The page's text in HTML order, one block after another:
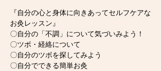
『自分の心と身体に向きあってセルフケアな
お灸レッスン』
〇自分の「不調」について気づいみよう！
〇ツボ・経絡について
〇自分のツボを探してみよう
〇自分でできる簡単お灸